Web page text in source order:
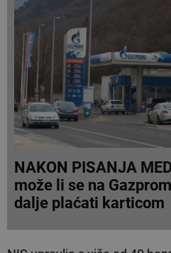
NAKON PISANJA
može li se na
dalje plaćati karticom